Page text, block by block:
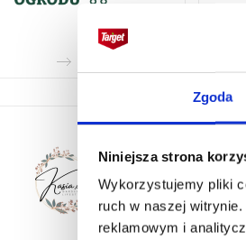
Zgoda
Niniejsza strona
Wykorzystujemy pliki
ruch w naszej
reklamowym i